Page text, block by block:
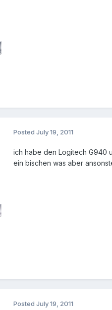
Posted July 19, 2011
ich habe den Logitech G940
ein bischen was aber
Posted July 19, 2011